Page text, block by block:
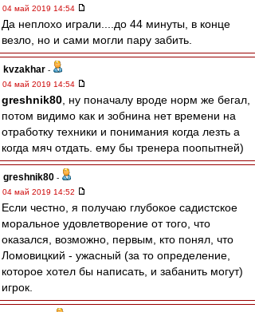
04 май 2019 14:54
Да неплохо играли....до 44 минуты, в конце
везло, но и сами могли пару забить.
kvzakhar -
04 май 2019 14:54
greshnik80 , ну поначалу вроде норм же бегал,
потом видимо как и зобнина нет времени на
отработку техники и понимания когда лезть а
когда мяч отдать. ему бы тренера поопытней)
greshnik80 -
04 май 2019 14:52
Если честно, я получаю глубокое садистское
моральное удовлетворение от того, что
оказался, возможно, первым, кто понял, что
Ломовицкий - ужасный (за то определение,
которое хотел бы написать, и забанить могут)
игрок.